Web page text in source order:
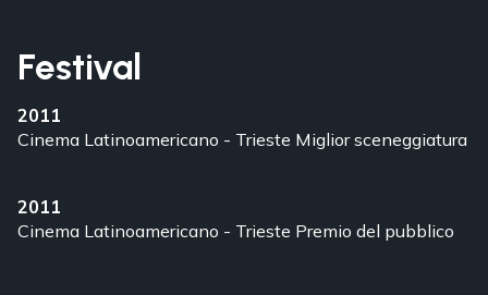
Festival
2011
Cinema Latinoamericano - Trieste Miglior sceneggiatura
2011
Cinema Latinoamericano - Trieste Premio del pubblico